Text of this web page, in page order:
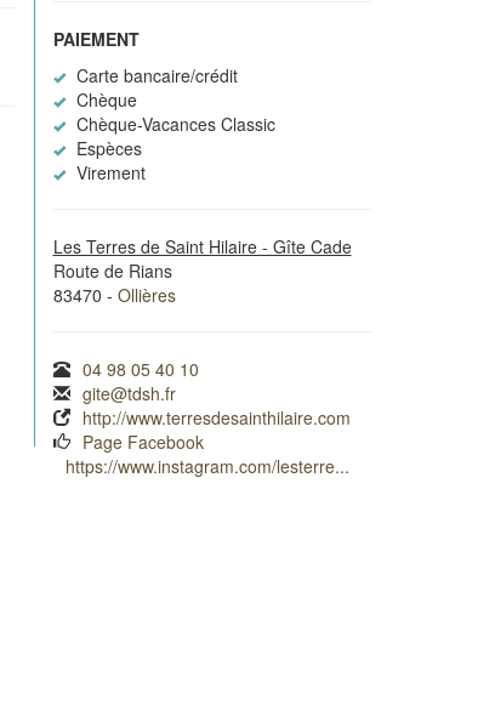
PAIEMENT
Carte bancaire/crédit
Chèque
Chèque-Vacances Classic
Espèces
Virement
Les Terres de Saint Hilaire - Gîte Cade
Route de Rians
83470 - Ollières
04 98 05 40 10
gite@tdsh.fr
http://www.terresdesainthilaire.com
Page Facebook
https://www.instagram.com/lesterre...